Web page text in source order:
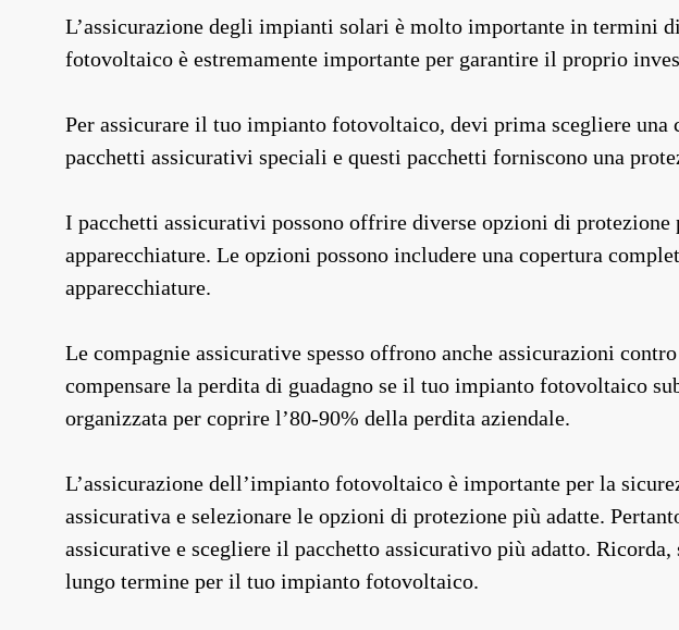
L’assicurazione degli impianti solari è molto importante in termini
fotovoltaico è estremamente importante per garantire il proprio
Per assicurare il tuo impianto fotovoltaico, devi prima scegliere
pacchetti assicurativi speciali e questi pacchetti forniscono una
I pacchetti assicurativi possono offrire diverse opzioni di
apparecchiature. Le opzioni possono includere una copertura
apparecchiature.
Le compagnie assicurative spesso offrono anche assicurazioni
compensare la perdita di guadagno se il tuo impianto fotovoltaico
organizzata per coprire l’80-90% della perdita aziendale.
L’assicurazione dell’impianto fotovoltaico è importante per la
assicurativa e selezionare le opzioni di protezione più adatte.
assicurative e scegliere il pacchetto assicurativo più adatto.
lungo termine per il tuo impianto fotovoltaico.